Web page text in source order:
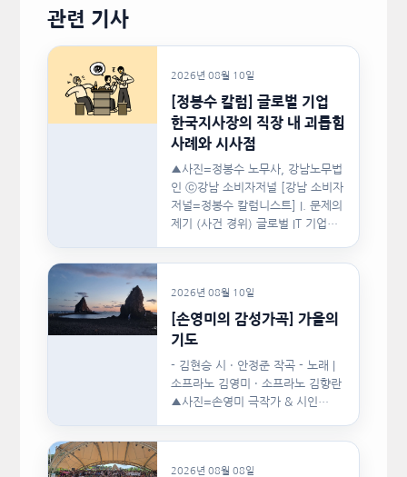
관련 기사
2026년 08월 10일
[정봉수 칼럼] 글로벌 기업
한국지사장의 직장 내 괴롭힘
사례와 시사점
▲사진=정봉수 노무사, 강남노무법
인 ⓒ강남 소비자저널 [강남 소비자
저널=정봉수 칼럼니스트] I. 문제의
제기 (사건 경위) 글로벌 IT 기업의
2026년 08월 10일
[손영미의 감성가곡] 가을의
기도
- 김현승 시 · 안정준 작곡 - 노래 |
소프라노 김영미 · 소프라노 김향란
▲사진=손영미 극작가 & 시인…
2026년 08월 08일